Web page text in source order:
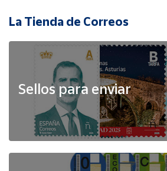
La Tienda de Correos
Sellos para enviar